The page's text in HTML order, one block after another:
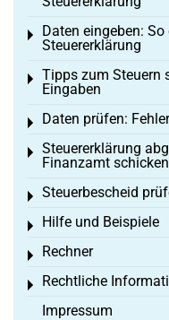
Daten eingeben:
Steuererklärung
Toggle menu
Tipps zum Steuern
Eingaben
Toggle menu
Daten prüfen:
Toggle menu
Steuererklärung
Finanzamt schicken
Toggle menu
Steuerbescheid
Toggle menu
Hilfe und Beispiele
Toggle menu
Rechner
Toggle menu
Rechtliche
Toggle menu
Impressum